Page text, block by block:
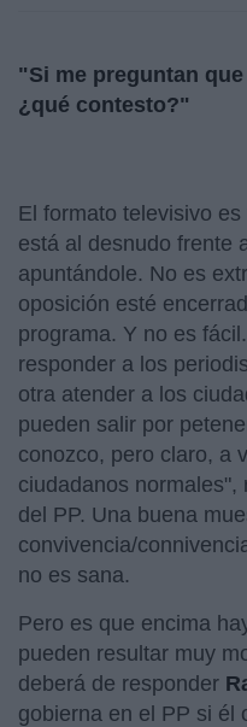
"Si me preguntan
¿qué contesto?"
El formato televisivo
está al desnudo frente
apuntándole. No es
oposición esté
programa. Y no es
responder a los
otra atender a los
pueden salir por
conozco, pero claro, a
ciudadanos
del PP. Una buena
convivencia/
no es sana.
Pero es que encima
pueden resultar muy
deberá de responder
gobierna en el PP si él